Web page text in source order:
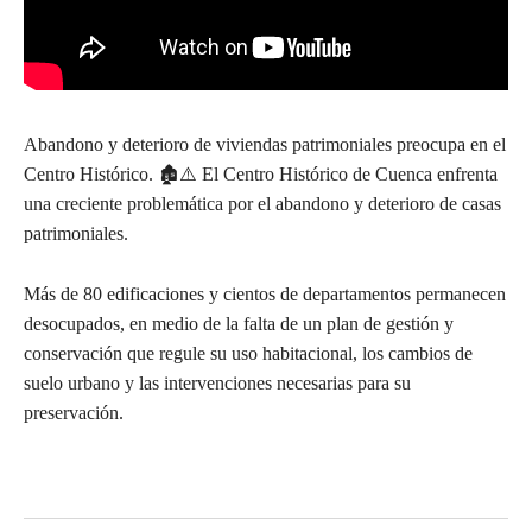
Abandono y deterioro de viviendas patrimoniales preocupa en el
Centro Histórico. 🏚️⚠️ El Centro Histórico de Cuenca enfrenta
una creciente problemática por el abandono y deterioro de casas
patrimoniales.
Más de 80 edificaciones y cientos de departamentos permanecen
desocupados, en medio de la falta de un plan de gestión y
conservación que regule su uso habitacional, los cambios de
suelo urbano y las intervenciones necesarias para su
preservación.